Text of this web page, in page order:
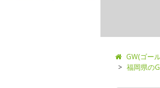
GW(ゴー
福岡県の